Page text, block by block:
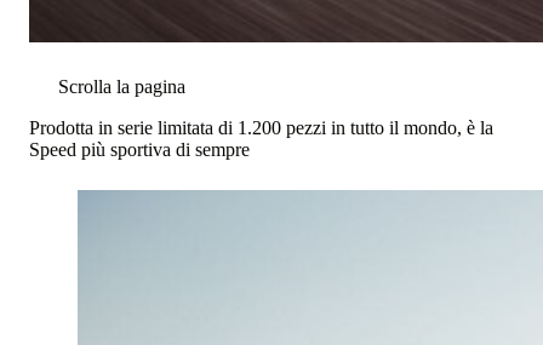
Scrolla la pagina
Prodotta in serie limitata di 1.200 pezzi in tutto il mondo, è la
Speed più sportiva di sempre